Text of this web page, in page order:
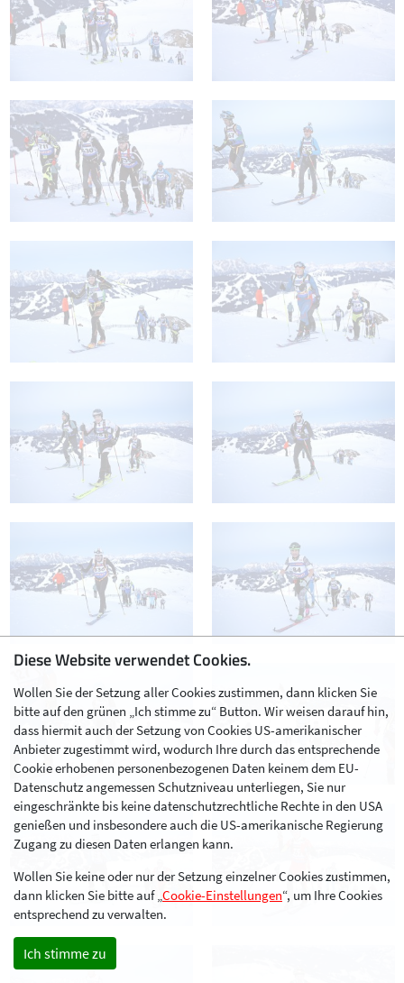
Diese Website verwendet Cookies.
Wollen Sie der Setzung aller Cookies zustimmen, dann klicken Sie
bitte auf den grünen „Ich stimme zu“ Button. Wir weisen darauf hin,
dass hiermit auch der Setzung von Cookies US-amerikanischer
Anbieter zugestimmt wird, wodurch Ihre durch das entsprechende
Cookie erhobenen personenbezogenen Daten keinem dem EU-
Datenschutz angemessen Schutzniveau unterliegen, Sie nur
eingeschränkte bis keine datenschutzrechtliche Rechte in den USA
genießen und insbesondere auch die US-amerikanische Regierung
Zugang zu diesen Daten erlangen kann.
Wollen Sie keine oder nur der Setzung einzelner Cookies zustimmen,
dann klicken Sie bitte auf „Cookie-Einstellungen“, um Ihre Cookies
entsprechend zu verwalten.
Ich stimme zu